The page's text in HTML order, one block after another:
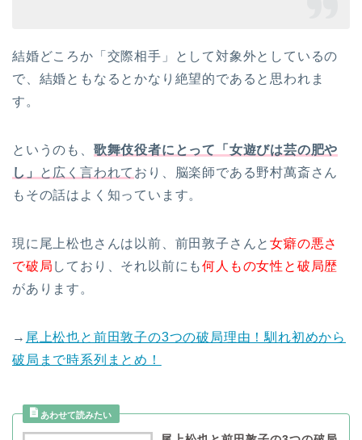
結婚どころか「交際相手」として対象外としているの
で、結婚ともなるとかなり絶望的であると思われま
す。
というのも、 歌舞伎役者にとって「女遊びは芸の肥や
し」
と広く言われて おり、脳楽師である野村萬斎さん
もその話はよく知っています。
現に尾上松也さんは以前、前田敦子さんと女癖の悪さ
で破局 しており、それ以前にも何人もの女性と破局歴
があります。
→ 尾上松也と前田敦子の3つの破局理由！馴れ初めから
破局まで時系列まとめ！